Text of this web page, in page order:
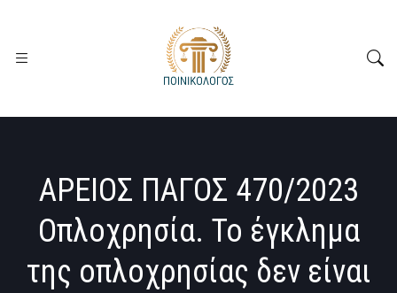
ΑΡΕΙΟΣ ΠΑΓΟΣ 470/2023
Οπλοχρησία. Το έγκλημα
της οπλοχρησίας δεν είναι